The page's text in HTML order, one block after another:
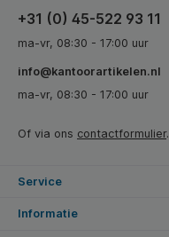
+31 (0) 45-522 93 11
ma-vr, 08:30 - 17:00 uur
info@kantoorartikelen.nl
ma-vr, 08:30 - 17:00 uur
Of via ons contactformulier.
Service
Informatie